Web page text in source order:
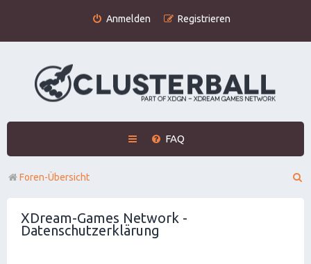
Anmelden Registrieren
FAQ
Foren-Übersicht
XDream-Games Network -
Datenschutzerklärung